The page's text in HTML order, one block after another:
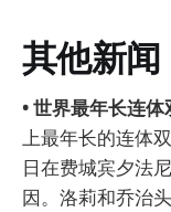
其他新闻
• 世界最年长连
上最年长的连体
日在费城宾夕法
因。洛莉和乔治